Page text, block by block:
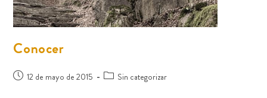
Conocer
12 de mayo de 2015 Sin categorizar